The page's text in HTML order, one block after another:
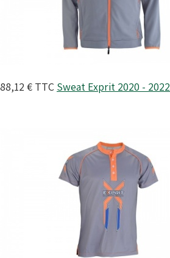
88,12 € TTC Sweat Exprit 2020 - 2022